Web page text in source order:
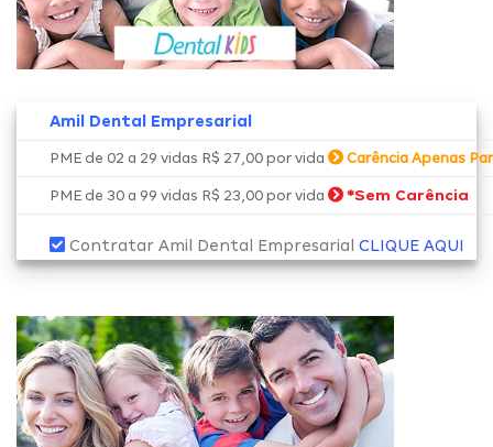
Amil Dental Empresarial
PME de 02 a 29 vidas R$ 27,00 por vida Carência Apenas
PME de 30 a 99 vidas R$ 23,00 por vida *Sem Carência
Contratar Amil Dental Empresarial CLIQUE AQUI